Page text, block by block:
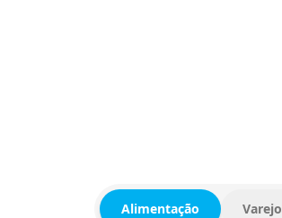
Alimentação Varejo